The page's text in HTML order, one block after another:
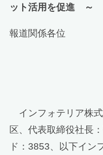
ット活用を促進 ～
報道関係各位
インフォテリア株式
区、代表取締役社長
ド：3853、以下イン